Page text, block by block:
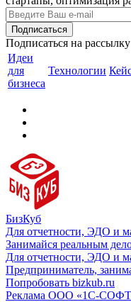
Подписаться на рассылку
Идеи
для
бизнеса
Технологии
БизКуб
Для отчетности, ЭДО и
Занимайся реальным
Для отчетности, ЭДО и
Предприниматель,
Попробовать bizkub.ru
Реклама ООО «1С-